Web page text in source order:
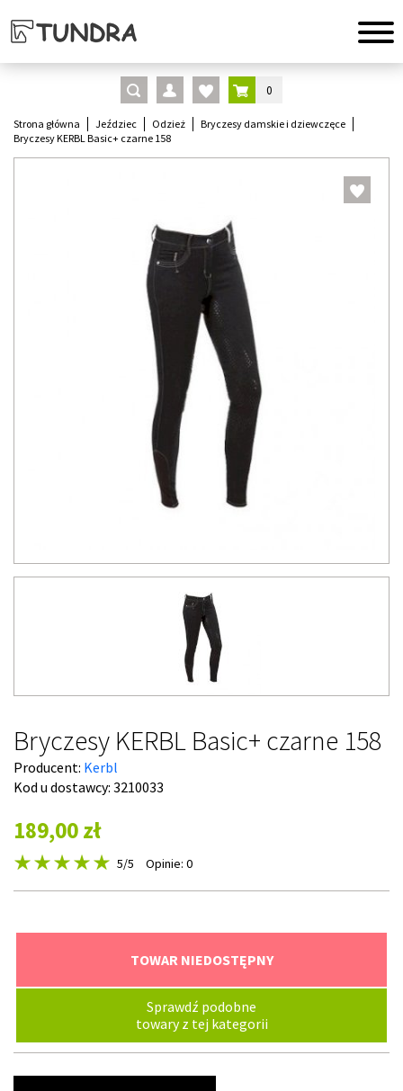
0
Strona główna Jeździec Odzież
Bryczesy damskie i dziewczęce
Bryczesy KERBL Basic+ czarne 158
Bryczesy KERBL Basic+ czarne 158
Producent: Kerbl
Kod u dostawcy: 3210033
189,00 zł
5/5 Opinie: 0
TOWAR NIEDOSTĘPNY
Sprawdź podobne
towary z tej kategorii